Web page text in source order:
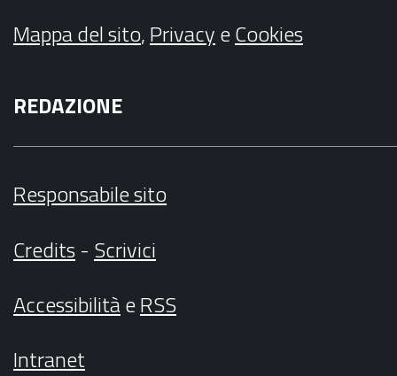
Mappa del sito,PrivacyeCookies
REDAZIONE
Responsabile sito
Credits- Scrivici
AccessibilitàeRSS
Intranet